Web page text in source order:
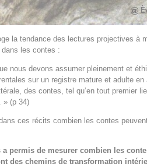
la tendance des lectures projectives à
les contes :
nous devons assumer pleinement et
sur un registre mature et adulte
des contes, tel qu’en tout premier
» (p 34)
ces récits combien les contes
a permis de mesurer combien les
des chemins de transformation